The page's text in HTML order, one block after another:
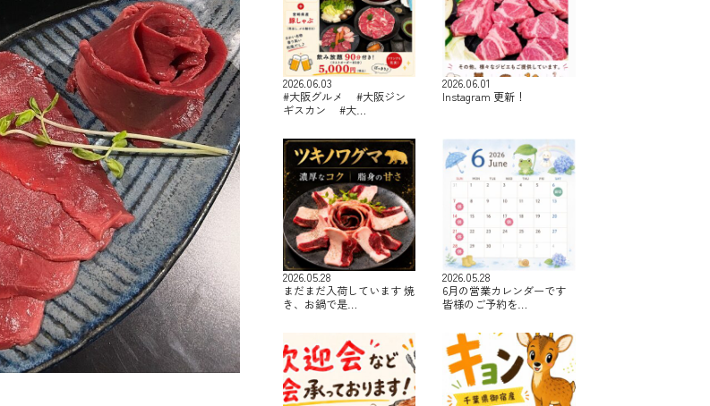
2026.06.03
#大阪グルメ #大阪ジン
ギスカン #大…
2026.06.01
Instagram 更新！
2026.05.28
まだまだ入荷しています 焼
き、お鍋で是…
2026.05.28
6月の営業カレンダーです
皆様のご予約を…